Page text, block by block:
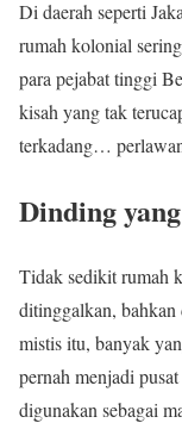
Di daerah seperti
rumah kolonial
para pejabat tinggi
kisah yang tak
terkadang…
Dinding
Tidak sedikit rumah
ditinggalkan, bahkan
mistis itu, banyak
pernah menjadi
digunakan sebagai